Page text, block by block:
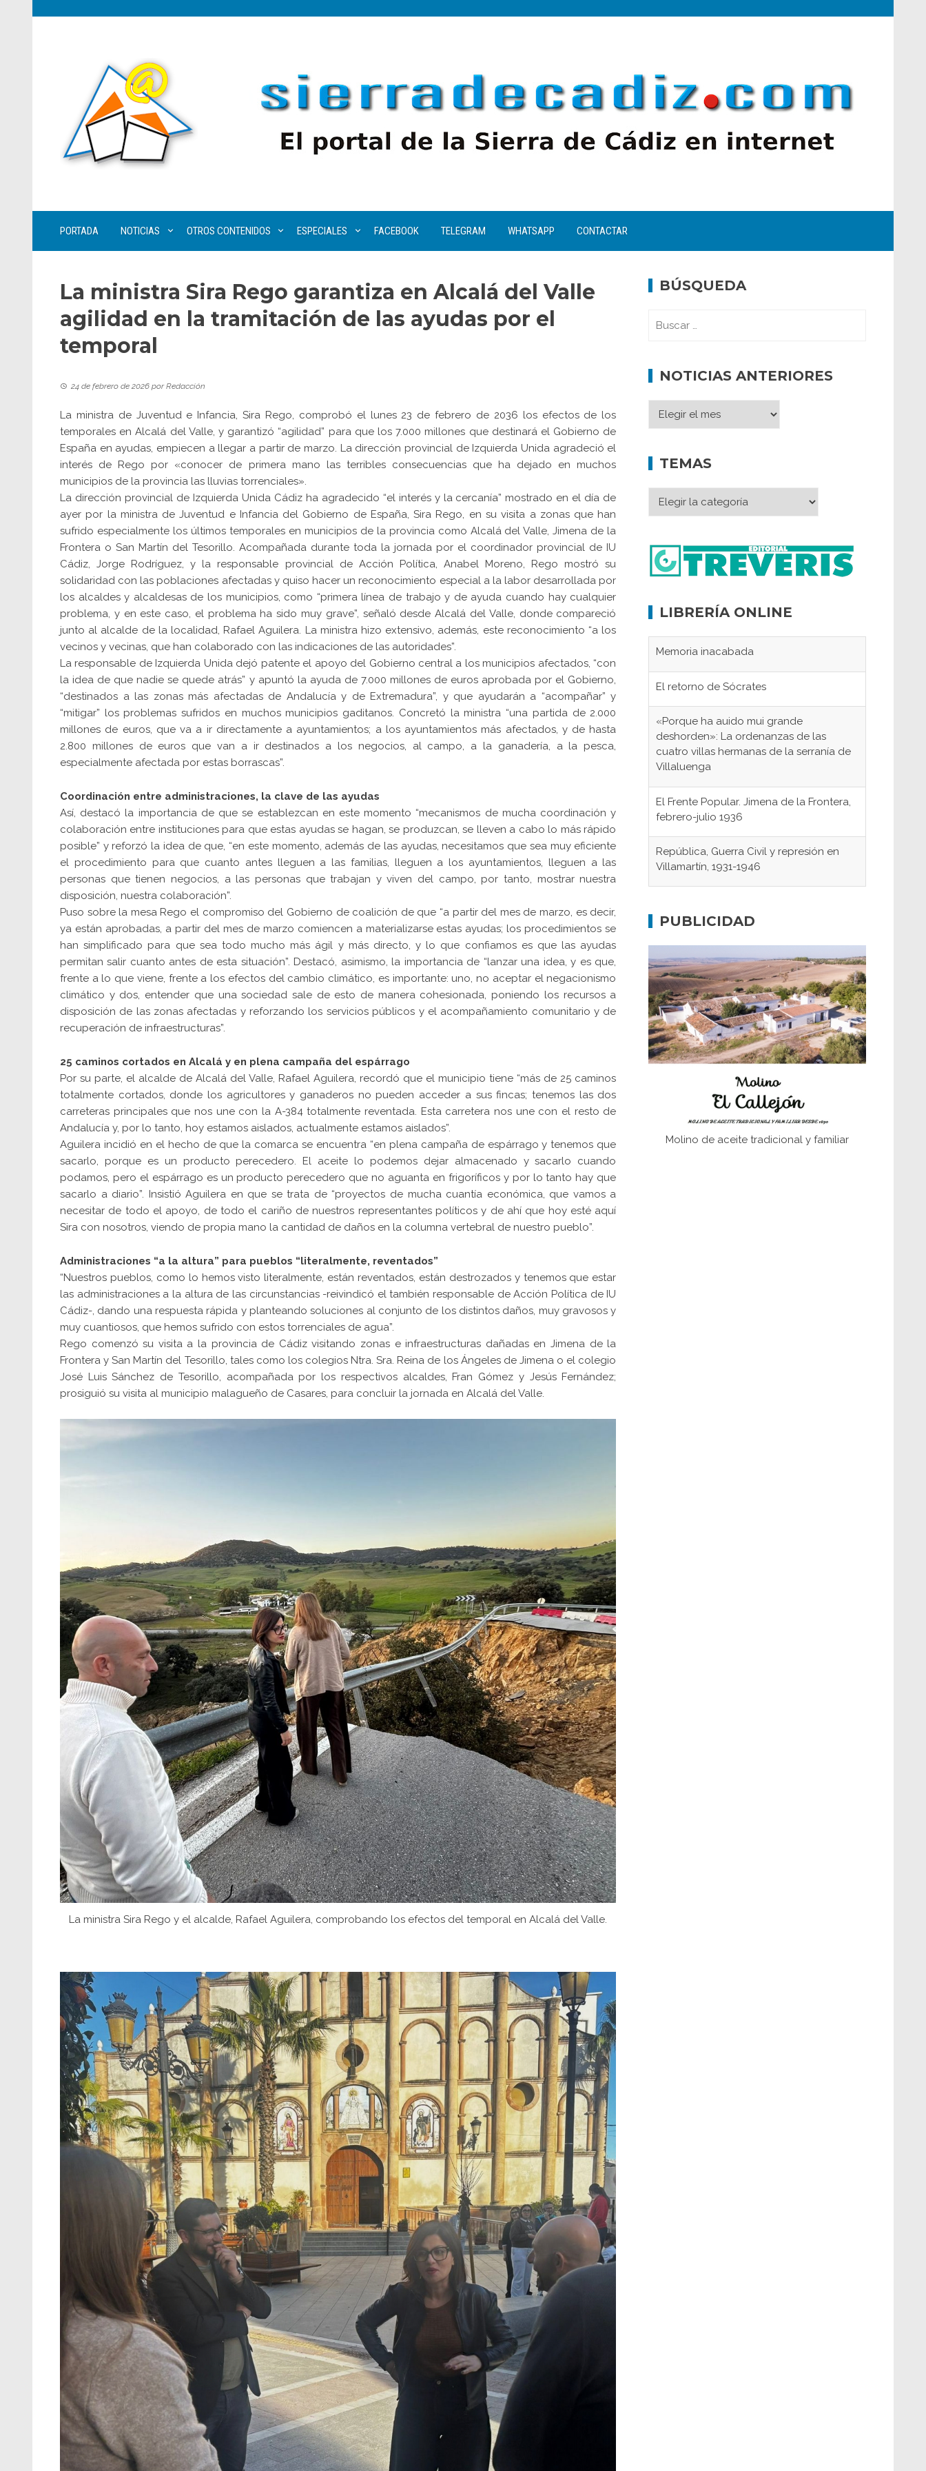
PORTADA NOTICIAS OTROS CONTENIDOS ESPECIALES FACEBOOK TELEGRAM WHATSAPP CONTACTAR
La ministra Sira Rego garantiza en Alcalá del Valle
agilidad en la tramitación de las ayudas por el
temporal
24 de febrero de 2026 porRedacción
La ministra de Juventud e Infancia, Sira Rego, comprobó el lunes 23 de febrero de 2036 los efectos de los
temporales en Alcalá del Valle, y garantizó “agilidad” para que los 7.000 millones que destinará el Gobierno de
España en ayudas, empiecen a llegar a partir de marzo. La dirección provincial de Izquierda Unida agradeció el
interés de Rego por «conocer de primera mano las terribles consecuencias que ha dejado en muchos
municipios de la provincia las lluvias torrenciales».
La dirección provincial de Izquierda Unida Cádiz ha agradecido “el interés y la cercanía” mostrado en el día de
ayer por la ministra de Juventud e Infancia del Gobierno de España, Sira Rego, en su visita a zonas que han
sufrido especialmente los últimos temporales en municipios de la provincia como Alcalá del Valle, Jimena de la
Frontera o San Martín del Tesorillo. Acompañada durante toda la jornada por el coordinador provincial de IU
Cádiz, Jorge Rodríguez, y la responsable provincial de Acción Política, Anabel Moreno, Rego mostró su
solidaridad con las poblaciones afectadas y quiso hacer un reconocimiento especial a la labor desarrollada por
los alcaldes y alcaldesas de los municipios, como “primera línea de trabajo y de ayuda cuando hay cualquier
problema, y en este caso, el problema ha sido muy grave”, señaló desde Alcalá del Valle, donde compareció
junto al alcalde de la localidad, Rafael Aguilera. La ministra hizo extensivo, además, este reconocimiento “a los
vecinos y vecinas, que han colaborado con las indicaciones de las autoridades”.
La responsable de Izquierda Unida dejó patente el apoyo del Gobierno central a los municipios afectados, “con
la idea de que nadie se quede atrás” y apuntó la ayuda de 7.000 millones de euros aprobada por el Gobierno,
“destinados a las zonas más afectadas de Andalucía y de Extremadura”, y que ayudarán a “acompañar” y
“mitigar” los problemas sufridos en muchos municipios gaditanos. Concretó la ministra “una partida de 2.000
millones de euros, que va a ir directamente a ayuntamientos; a los ayuntamientos más afectados, y de hasta
2.800 millones de euros que van a ir destinados a los negocios, al campo, a la ganadería, a la pesca,
especialmente afectada por estas borrascas”.
Coordinación entre administraciones, la clave de las ayudas
Así, destacó la importancia de que se establezcan en este momento “mecanismos de mucha coordinación y
colaboración entre instituciones para que estas ayudas se hagan, se produzcan, se lleven a cabo lo más rápido
posible” y reforzó la idea de que, “en este momento, además de las ayudas, necesitamos que sea muy eficiente
el procedimiento para que cuanto antes lleguen a las familias, lleguen a los ayuntamientos, lleguen a las
personas que tienen negocios, a las personas que trabajan y viven del campo, por tanto, mostrar nuestra
disposición, nuestra colaboración”.
Puso sobre la mesa Rego el compromiso del Gobierno de coalición de que “a partir del mes de marzo, es decir,
ya están aprobadas, a partir del mes de marzo comiencen a materializarse estas ayudas; los procedimientos se
han simplificado para que sea todo mucho más ágil y más directo, y lo que confiamos es que las ayudas
permitan salir cuanto antes de esta situación”. Destacó, asimismo, la importancia de “lanzar una idea, y es que,
frente a lo que viene, frente a los efectos del cambio climático, es importante: uno, no aceptar el negacionismo
climático y dos, entender que una sociedad sale de esto de manera cohesionada, poniendo los recursos a
disposición de las zonas afectadas y reforzando los servicios públicos y el acompañamiento comunitario y de
recuperación de infraestructuras”.
25 caminos cortados en Alcalá y en plena campaña del espárrago
Por su parte, el alcalde de Alcalá del Valle, Rafael Aguilera, recordó que el municipio tiene “más de 25 caminos
totalmente cortados, donde los agricultores y ganaderos no pueden acceder a sus fincas; tenemos las dos
carreteras principales que nos une con la A-384 totalmente reventada. Esta carretera nos une con el resto de
Andalucía y, por lo tanto, hoy estamos aislados, actualmente estamos aislados”.
Aguilera incidió en el hecho de que la comarca se encuentra “en plena campaña de espárrago y tenemos que
sacarlo, porque es un producto perecedero. El aceite lo podemos dejar almacenado y sacarlo cuando
podamos, pero el espárrago es un producto perecedero que no aguanta en frigoríficos y por lo tanto hay que
sacarlo a diario”. Insistió Aguilera en que se trata de “proyectos de mucha cuantía económica, que vamos a
necesitar de todo el apoyo, de todo el cariño de nuestros representantes políticos y de ahí que hoy esté aquí
Sira con nosotros, viendo de propia mano la cantidad de daños en la columna vertebral de nuestro pueblo”.
Administraciones “a la altura” para pueblos “literalmente, reventados”
“Nuestros pueblos, como lo hemos visto literalmente, están reventados, están destrozados y tenemos que estar
las administraciones a la altura de las circunstancias -reivindicó el también responsable de Acción Política de IU
Cádiz-, dando una respuesta rápida y planteando soluciones al conjunto de los distintos daños, muy gravosos y
muy cuantiosos, que hemos sufrido con estos torrenciales de agua”.
Rego comenzó su visita a la provincia de Cádiz visitando zonas e infraestructuras dañadas en Jimena de la
Frontera y San Martín del Tesorillo, tales como los colegios Ntra. Sra. Reina de los Ángeles de Jimena o el colegio
José Luis Sánchez de Tesorillo, acompañada por los respectivos alcaldes, Fran Gómez y Jesús Fernández;
prosiguió su visita al municipio malagueño de Casares, para concluir la jornada en Alcalá del Valle.
La ministra Sira Rego y el alcalde, Rafael Aguilera, comprobando los efectos del temporal en Alcalá del Valle.
BÚSQUEDA
NOTICIAS ANTERIORES
TEMAS
LIBRERÍA ONLINE
Memoria inacabada
El retorno de Sócrates
«Porque ha auido mui grande
deshorden»: La ordenanzas de las
cuatro villas hermanas de la serranía de
Villaluenga
El Frente Popular. Jimena de la Frontera,
febrero-julio 1936
República, Guerra Civil y represión en
Villamartín, 1931-1946
Gaditanos deportados a campos de
El Frente Popular. Ubrique, febrero-julio
1936
Juntar las letras. La alfabetización en el
campo: del afán de saber a la
autogestión
Historia y vivencias del poblado de Los
Hurones
PUBLICIDAD
Molino de aceite tradicional y familiar